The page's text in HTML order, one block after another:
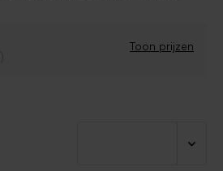
deze pas je direct aan in
Toon prijzen